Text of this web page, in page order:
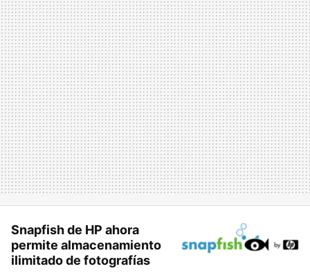
Snapfish de HP ahora
permite almacenamiento
ilimitado de fotografías